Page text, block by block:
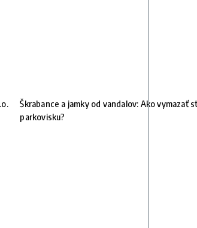
Škrabance a jamky od vandalov: Ako vymazať
parkovisku?